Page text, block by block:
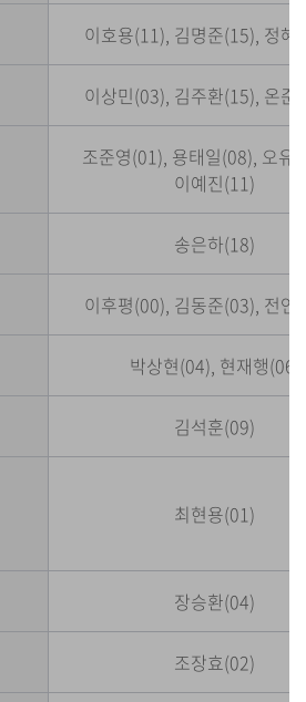
이호용(11), 김명준(15), 정혜
이상민(03), 김주환(15), 온준
조준영(01), 용태일(08), 오유
이예진(11)
송은하(18)
이후평(00), 김동준(03), 전연
박상현(04), 현재행(06)
김석훈(09)
최현용(01)
장승환(04)
조장효(02)